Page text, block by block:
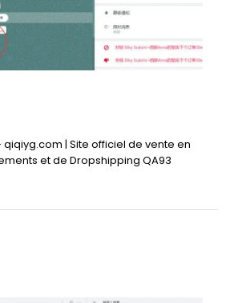
| Site officiel de vente en
et de Dropshipping QA93